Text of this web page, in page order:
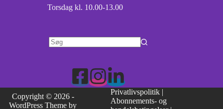
Torsdag kl. 10.00-13.00
Copyright © 2026 -
WordPress Theme by
Privatlivspolitik |
Abonnements- og